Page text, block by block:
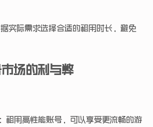
据实际需求选择合适的租用时长，避免
场的利与弊
租用高性能账号，可以享受更流畅的游